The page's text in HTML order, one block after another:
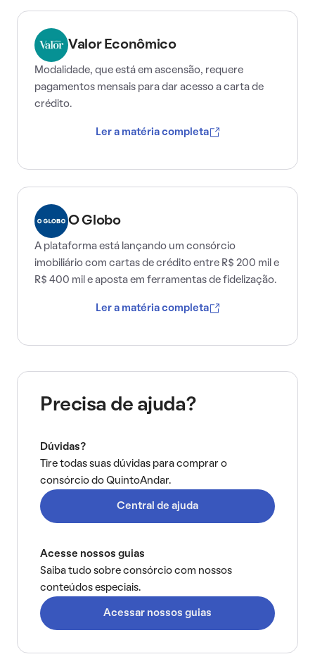
Valor Econômico
Modalidade, que está em ascensão, requere
pagamentos mensais para dar acesso a carta de
crédito.
Ler a matéria completa
O Globo
A plataforma está lançando um consórcio
imobiliário com cartas de crédito entre R$ 200 mil e
R$ 400 mil e aposta em ferramentas de fidelização.
Ler a matéria completa
Precisa de ajuda?
Dúvidas?
Tire todas suas dúvidas para comprar o
consórcio do QuintoAndar.
Central de ajuda
Acesse nossos guias
Saiba tudo sobre consórcio com nossos
conteúdos especiais.
Acessar nossos guias